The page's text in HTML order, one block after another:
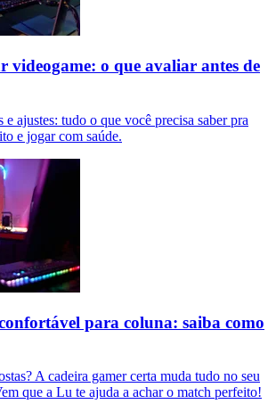
videogame: o que avaliar antes de
ajustes: tudo o que você precisa saber pra
e jogar com saúde.
para coluna: saiba como
A cadeira gamer certa muda tudo no seu
que a Lu te ajuda a achar o match perfeito!